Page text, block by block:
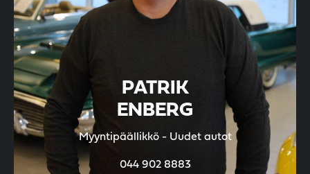
PATRIK
ENBERG
Myyntipäällikkö - Uudet autot
044 902 8883